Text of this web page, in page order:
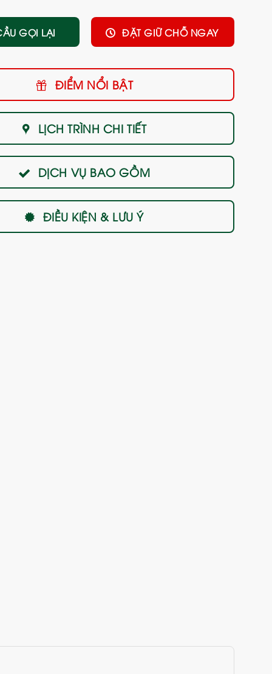
GỌI LẠI ĐẶT GIỮ CHỖ NGAY
ĐIỂM NỔI BẬT
LỊCH TRÌNH CHI TIẾT
DỊCH VỤ BAO GỒM
ĐIỀU KIỆN & LƯU Ý